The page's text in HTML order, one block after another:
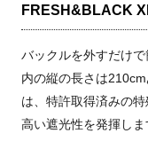
FRESH&BLACK
バックルを外すだけ
内の縦の長さは
は、特許取得済みの
高い遮光性を発揮しま